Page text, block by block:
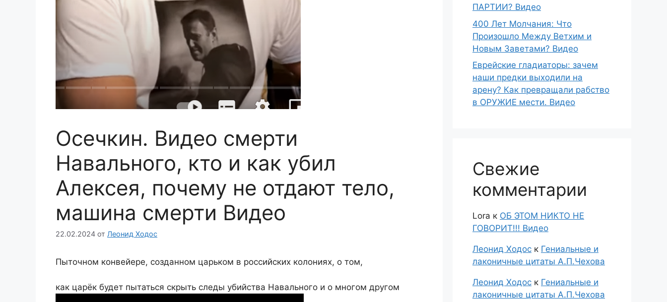
Осечкин. Видео смерти
Навального, кто и как убил
Алексея, почему не отдают тело,
машина смерти Видео
22.02.2024 от Леонид Ходос
Пыточном конвейере, созданном царьком в российских колониях, о том,
как царёк будет пытаться скрыть следы убийства Навального и о многом другом
ПАРТИИ? Видео
400 Лет Молчания: Что
Произошло Между Ветхим и
Новым Заветами? Видео
Еврейские гладиаторы: зачем
наши предки выходили на
арену? Как превращали рабство
в ОРУЖИЕ мести. Видео
Свежие
комментарии
Lora к ОБ ЭТОМ НИКТО НЕ
ГОВОРИТ!!! Видео
Леонид Ходос к Гениальные и
лаконичные цитаты А.П.Чехова
Леонид Ходос к Гениальные и
лаконичные цитаты А.П.Чехова